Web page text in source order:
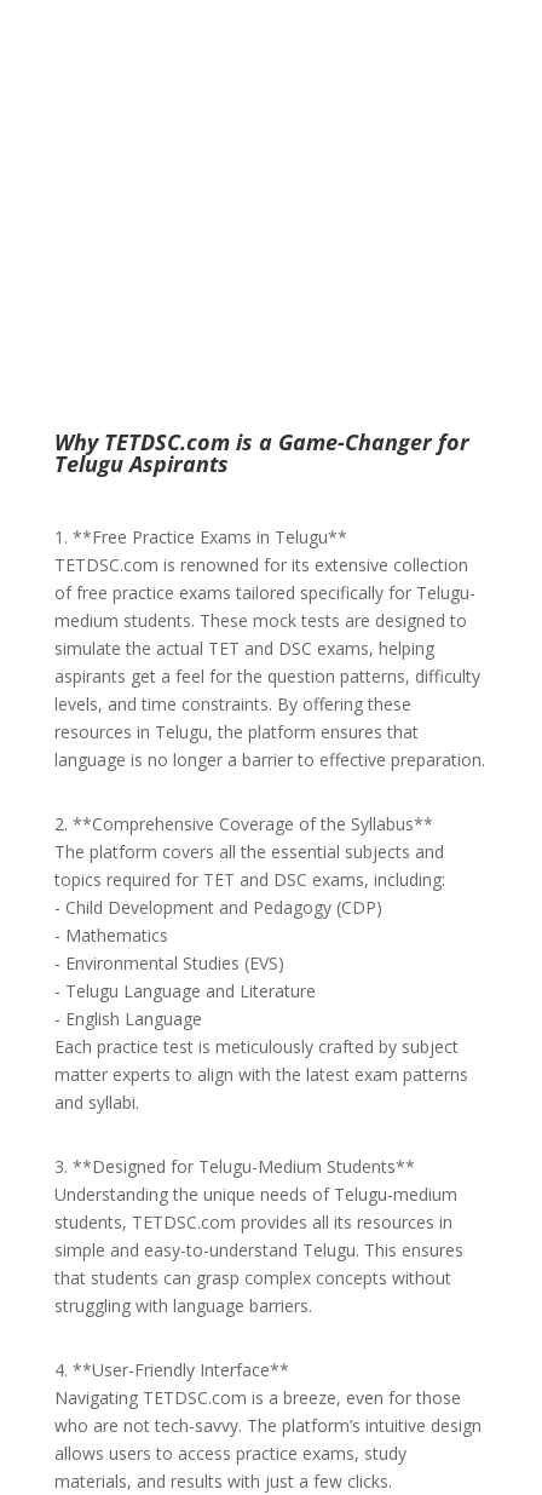
Why TETDSC.com is a Game-Changer for
Telugu Aspirants
1. **Free Practice Exams in Telugu**
TETDSC.com is renowned for its extensive collection
of free practice exams tailored specifically for Telugu-
medium students. These mock tests are designed to
simulate the actual TET and DSC exams, helping
aspirants get a feel for the question patterns, difficulty
levels, and time constraints. By offering these
resources in Telugu, the platform ensures that
language is no longer a barrier to effective preparation.
2. **Comprehensive Coverage of the Syllabus**
The platform covers all the essential subjects and
topics required for TET and DSC exams, including:
- Child Development and Pedagogy (CDP)
- Mathematics
- Environmental Studies (EVS)
- Telugu Language and Literature
- English Language
Each practice test is meticulously crafted by subject
matter experts to align with the latest exam patterns
and syllabi.
3. **Designed for Telugu-Medium Students**
Understanding the unique needs of Telugu-medium
students, TETDSC.com provides all its resources in
simple and easy-to-understand Telugu. This ensures
that students can grasp complex concepts without
struggling with language barriers.
4. **User-Friendly Interface**
Navigating TETDSC.com is a breeze, even for those
who are not tech-savvy. The platform’s intuitive design
allows users to access practice exams, study
materials, and results with just a few clicks.